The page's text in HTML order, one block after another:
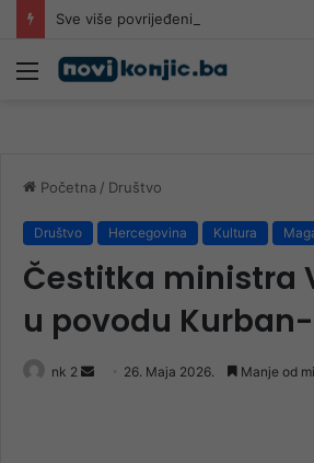
Meni
Početna / Društvo
Društvo Hercegovina Kultura
Čestitka ministra
u povodu
nk 2
Send 26. Maja 2026. Manje od